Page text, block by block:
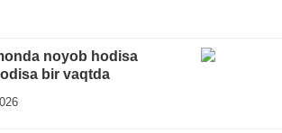
noyob hodisa
bir vaqtda